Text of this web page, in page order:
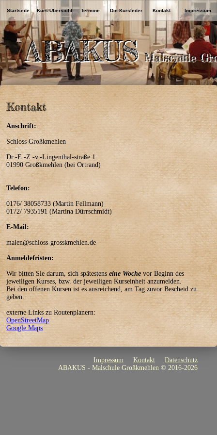
ABAKUS Malschule
Startseite Kurs-Übersicht Termine Die Kursleiter Kontakt Impressum
Kontakt
Anschrift:
Schloss Großkmehlen
Dr.-E.-Z.-v.-Lingenthal-straße 1
01990 Großkmehlen (bei Ortrand)
Telefon:
0176/ 38058733 (Martin Fellmann)
0172/ 7935191 (Martina Dürrschmidt)
E-Mail:
malen@schloss-grosskmehlen.de
Anmeldefristen:
Wir bitten Sie darum, sich spätestenseine Woche vor Beginn des
jeweiligen Kurses, bzw. der jeweiligen Kurseinheit anzumelden.
Bei den offenen Kursen ist es ausreichend, am Tag zuvor Bescheid zu
geben.
OpenStreetMap
Google Maps
Datenschutz
Kontakt
Impressum
ABAKUS - Malschule Großkmehlen © 2016-2026